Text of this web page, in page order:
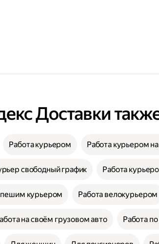
Доставки
Работа курьером Работа курьером
свободный график Работа
пешим курьером Работа велокурьером
на своём грузовом авто Работа